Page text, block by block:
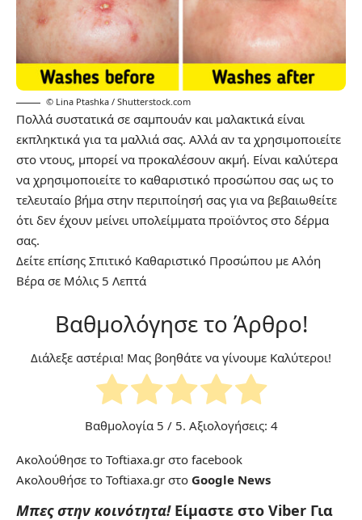
© Lina Ptashka / Shutterstock.com
Πολλά συστατικά σε σαμπουάν και μαλακτικά είναι
εκπληκτικά για τα μαλλιά σας. Αλλά αν τα χρησιμοποιείτε
στο ντους, μπορεί να προκαλέσουν ακμή. Είναι καλύτερα
να χρησιμοποιείτε το καθαριστικό προσώπου σας ως το
τελευταίο βήμα στην περιποίησή σας για να βεβαιωθείτε
ότι δεν έχουν μείνει υπολείμματα προϊόντος στο δέρμα
σας.
Δείτε επίσης Σπιτικό Καθαριστικό Προσώπου με Αλόη
Βέρα σε Μόλις 5 Λεπτά
Βαθμολόγησε το Άρθρο!
Διάλεξε αστέρια! Μας βοηθάτε να γίνουμε Καλύτεροι!
Βαθμολογία 5 / 5. Αξιολογήσεις: 4
Ακολούθησε το Toftiaxa.gr στο facebook
Ακολουθήσε το Toftiaxa.gr στο Google News
Μπες στην κοινότητα! Είμαστε στο Viber Για